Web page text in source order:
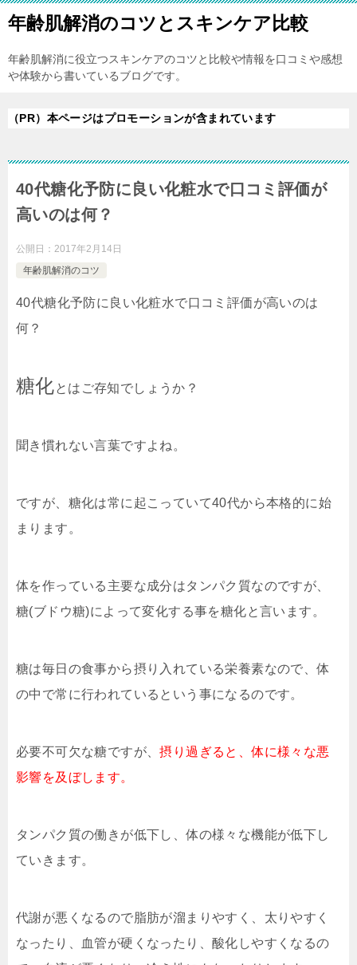
年齢肌解消のコツとスキンケア比較
年齢肌解消に役立つスキンケアのコツと比較や情報を口コミや感想
や体験から書いているブログです。
（PR）本ページはプロモーションが含まれています
40代糖化予防に良い化粧水で口コミ評価が
高いのは何？
公開日： 2017年2月14日
年齢肌解消のコツ
40代糖化予防に良い化粧水で口コミ評価が高いのは
何？
糖化とはご存知でしょうか？
聞き慣れない言葉ですよね。
ですが、糖化は常に起こっていて40代から本格的に始
まります。
体を作っている主要な成分はタンパク質なのですが、
糖(ブドウ糖)によって変化する事を糖化と言います。
糖は毎日の食事から摂り入れている栄養素なので、体
の中で常に行われているという事になるのです。
必要不可欠な糖ですが、摂り過ぎると、体に様々な悪
影響を及ぼします。
タンパク質の働きが低下し、体の様々な機能が低下し
ていきます。
代謝が悪くなるので脂肪が溜まりやすく、太りやすく
なったり、血管が硬くなったり、酸化しやすくなるの